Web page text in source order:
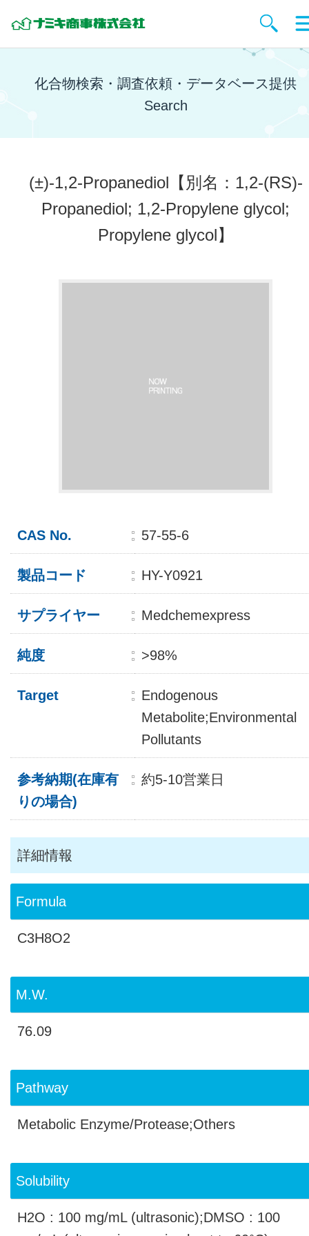
化合物検索・調査依頼・データベース提供
Search
(±)-1,2-Propanediol 【別名：1,2-(RS)-
Propanediol; 1,2-Propylene glycol;
Propylene glycol】
CAS No. 57-55-6
製品コード HY-Y0921
サプライヤー Medchemexpress
純度 >98%
Target
Endogenous
Metabolite;Environmental
Pollutants
参考納期(在庫有
りの場合)
約5-10営業日
詳細情報
Formula
C3H8O2
M.W.
76.09
Pathway
Metabolic Enzyme/Protease;Others
Solubility
H2O : 100 mg/mL (ultrasonic);DMSO : 100